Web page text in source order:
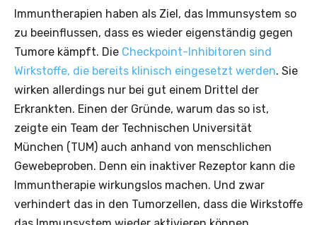
Immuntherapien haben als Ziel, das Immunsystem so
zu beeinflussen, dass es wieder eigenständig gegen
Tumore kämpft. Die Checkpoint-Inhibitoren sind
Wirkstoffe, die bereits klinisch eingesetzt werden. Sie
wirken allerdings nur bei gut einem Drittel der
Erkrankten. Einen der Gründe, warum das so ist,
zeigte ein Team der Technischen Universität
München (TUM) auch anhand von menschlichen
Gewebeproben. Denn ein inaktiver Rezeptor kann die
Immuntherapie wirkungslos machen. Und zwar
verhindert das in den Tumorzellen, dass die Wirkstoffe